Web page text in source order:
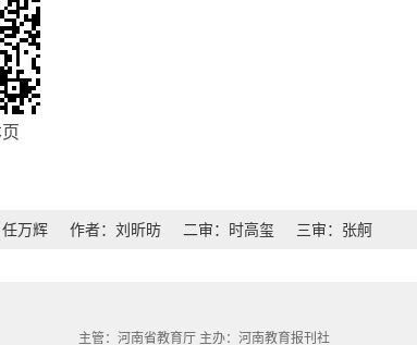
万辉 作者：刘昕昉 二审：时高玺 三审：张舸
主管：河南省教育厅 主办：河南教育报刊社